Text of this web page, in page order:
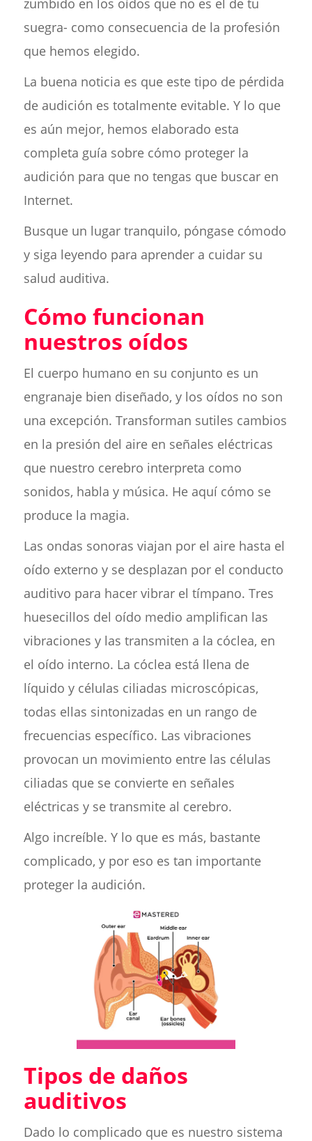
zumbido en los oídos que no es el de tu
suegra- como consecuencia de la profesión
que hemos elegido.
La buena noticia es que este tipo de pérdida
de audición es totalmente evitable. Y lo que
es aún mejor, hemos elaborado esta
completa guía sobre cómo proteger la
audición para que no tengas que buscar en
Internet.
Busque un lugar tranquilo, póngase cómodo
y siga leyendo para aprender a cuidar su
salud auditiva.
Cómo funcionan
nuestros oídos
El cuerpo humano en su conjunto es un
engranaje bien diseñado, y los oídos no son
una excepción. Transforman sutiles cambios
en la presión del aire en señales eléctricas
que nuestro cerebro interpreta como
sonidos, habla y música. He aquí cómo se
produce la magia.
Las ondas sonoras viajan por el aire hasta el
oído externo y se desplazan por el conducto
auditivo para hacer vibrar el tímpano. Tres
huesecillos del oído medio amplifican las
vibraciones y las transmiten a la cóclea, en
el oído interno. La cóclea está llena de
líquido y células ciliadas microscópicas,
todas ellas sintonizadas en un rango de
frecuencias específico. Las vibraciones
provocan un movimiento entre las células
ciliadas que se convierte en señales
eléctricas y se transmite al cerebro.
Algo increíble. Y lo que es más, bastante
complicado, y por eso es tan importante
proteger la audición.
Tipos de daños
auditivos
Dado lo complicado que es nuestro sistema